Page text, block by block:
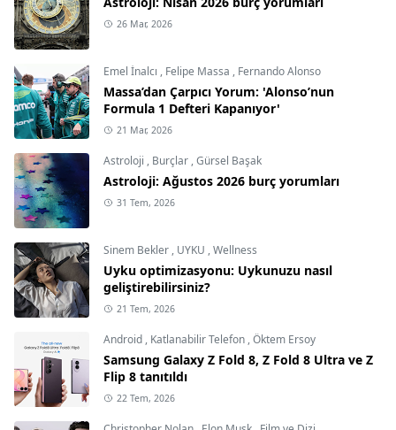
26 Mar, 2026
Emel İnalcı , Felipe Massa , Fernando Alonso
Massa’dan Çarpıcı Yorum: 'Alonso’nun
Formula 1 Defteri Kapanıyor'
21 Mar, 2026
Astroloji , Burçlar ,Gürsel Başak
Astroloji: Ağustos 2026 burç yorumları
31 Tem, 2026
Sinem Bekler , UYKU ,Wellness
Uyku optimizasyonu: Uykunuzu nasıl
geliştirebilirsiniz?
21 Tem, 2026
Android , Katlanabilir Telefon ,Öktem Ersoy
Samsung Galaxy Z Fold 8, Z Fold 8 Ultra ve Z
Flip 8 tanıtıldı
22 Tem, 2026